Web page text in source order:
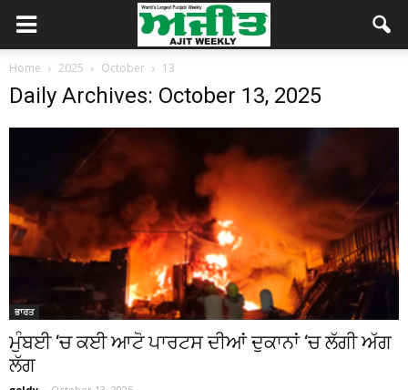
Home 2025 October 13
Daily Archives: October 13, 2025
ਭਾਰਤ
ਮੁੰਬਈ ‘ਚ ਕਈ ਆਟੋ ਪਾਰਟਸ ਦੀਆਂ ਦੁਕਾਨਾਂ ‘ਚ ਲੱਗੀ ਅੱਗ
ਲੱਗ